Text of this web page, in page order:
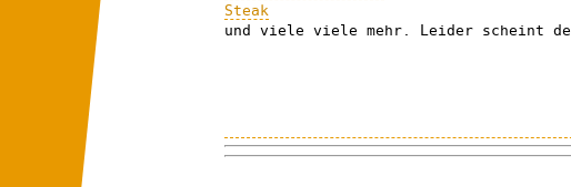
Steak
und viele viele mehr. Leider scheint